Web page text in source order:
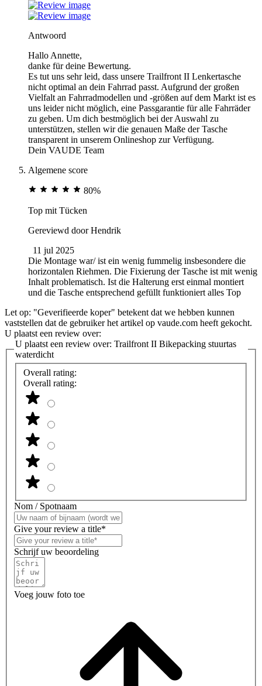
Antwoord
Hallo Annette,
danke für deine Bewertung.
Es tut uns sehr leid, dass unsere Trailfront II Lenkertasche
nicht optimal an dein Fahrrad passt. Aufgrund der großen
Vielfalt an Fahrradmodellen und -größen auf dem Markt ist es
uns leider nicht möglich, eine Passgarantie für alle Fahrräder
zu geben. Um dich bestmöglich bei der Auswahl zu
unterstützen, stellen wir die genauen Maße der Tasche
transparent in unserem Onlineshop zur Verfügung.
Dein VAUDE Team
Algemene score
80%
Top mit Tücken
Gereviewd doorHendrik
11 jul 2025
Die Montage war/ ist ein wenig fummelig insbesondere die
horizontalen Riehmen. Die Fixierung der Tasche ist mit wenig
Inhalt problematisch. Ist die Halterung erst einmal montiert
und die Tasche entsprechend gefüllt funktioniert alles Top
Let op: "Geverifieerde koper" betekent dat we hebben kunnen
vaststellen dat de gebruiker het artikel op vaude.com heeft gekocht.
U plaatst een review over:
U plaatst een review over: Trailfront II Bikepacking stuurtas
waterdicht
Overall rating:
Overall rating:
Nom / Spotnaam
Give your review a title*
Schrijf uw beoordeling
Voeg jouw foto toe